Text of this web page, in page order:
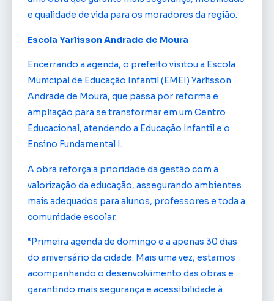
e qualidade de vida para os moradores da região.
Escola Yarlisson Andrade de Moura
Encerrando a agenda, o prefeito visitou a Escola
Municipal de Educação Infantil (EMEI) Yarlisson
Andrade de Moura, que passa por reforma e
ampliação para se transformar em um Centro
Educacional, atendendo a Educação Infantil e o
Ensino Fundamental I.
A obra reforça a prioridade da gestão com a
valorização da educação, assegurando ambientes
mais adequados para alunos, professores e toda a
comunidade escolar.
“Primeira agenda de domingo e a apenas 30 dias
do aniversário da cidade. Mais uma vez, estamos
acompanhando o desenvolvimento das obras e
garantindo mais segurança e acessibilidade à